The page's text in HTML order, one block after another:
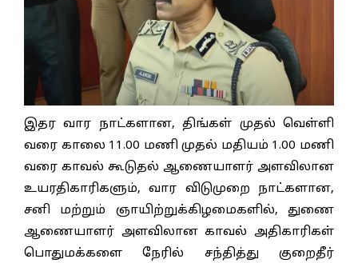
இதர வார நாட்களான, திங்கள் முதல் வெள்ளி
வரை காலை 11.00 மணி முதல் மதியம் 1.00 மணி
வரை காவல் கூடுதல் ஆணையாளர் அளவிலான
உயரதிகாரிகளும், வார விடுமுறை நாட்களான,
சனி மற்றும் ஞாயிற்றுக்கிழமைகளில், துணை
ஆணையாளர் அளவிலான காவல் அதிகாரிகள்
பொதுமக்களை நேரில் சந்தித்து குறைதீர்